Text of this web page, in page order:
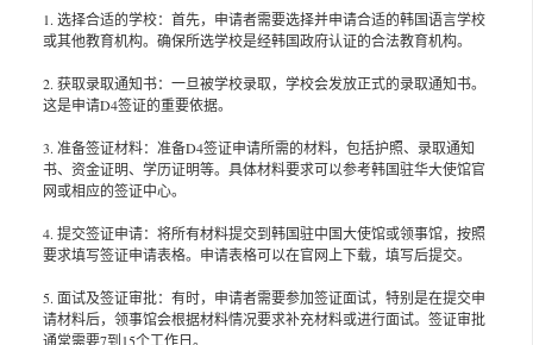
1. 选择合适的学校：首先，申请者需要选择并申请合适的韩国语言学校
或其他教育机构。确保所选学校是经韩国政府认证的合法教育机构。
2. 获取录取通知书：一旦被学校录取，学校会发放正式的录取通知书。
这是申请D4签证的重要依据。
3. 准备签证材料：准备D4签证申请所需的材料，包括护照、录取通知
书、资金证明、学历证明等。具体材料要求可以参考韩国驻华大使馆官
网或相应的签证中心。
4. 提交签证申请：将所有材料提交到韩国驻中国大使馆或领事馆，按照
要求填写签证申请表格。申请表格可以在官网上下载，填写后提交。
5. 面试及签证审批：有时，申请者需要参加签证面试，特别是在提交申
请材料后，领事馆会根据材料情况要求补充材料或进行面试。签证审批
通常需要7到15个工作日。